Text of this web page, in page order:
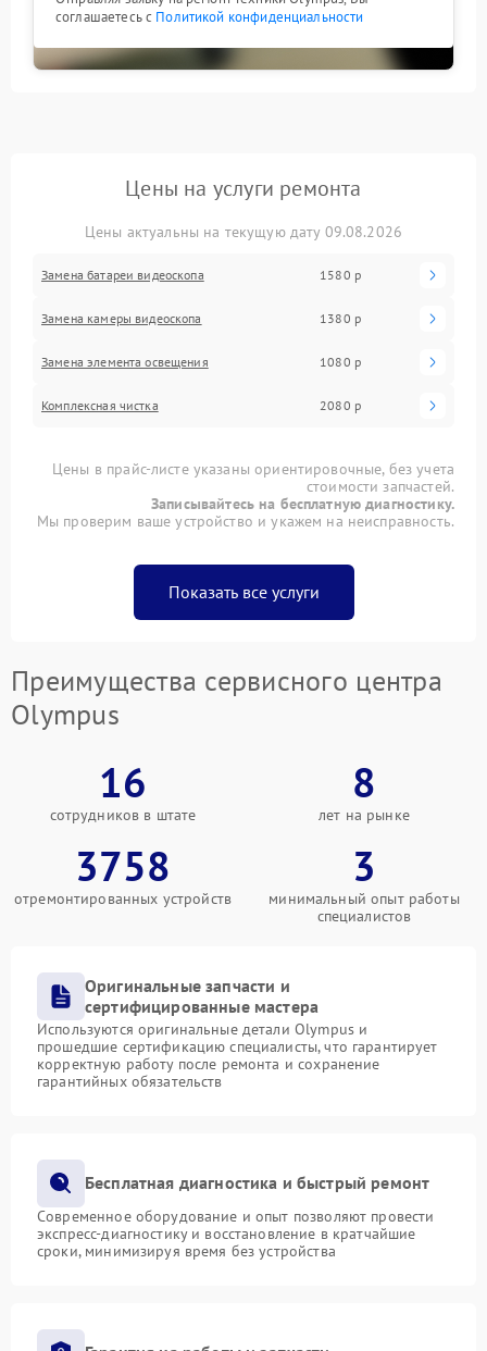
соглашаетесь с Политикой конфиденциальности
Цены на услуги ремонта
Цены актуальны на текущую дату 09.08.2026
Замена батареи видеоскопа 1580 р
Замена камеры видеоскопа 1380 р
Замена элемента освещения 1080 р
Комплексная чистка 2080 р
Цены в прайс-листе указаны ориентировочные, без учета
стоимости запчастей.
Записывайтесь на бесплатную диагностику.
Мы проверим ваше устройство и укажем на неисправность.
Показать все услуги
Преимущества сервисного центра
Olympus
16
сотрудников в штате
8
лет на рынке
3758
отремонтированных устройств
3
минимальный опыт работы
специалистов
Оригинальные запчасти и
сертифицированные мастера
Используются оригинальные детали Olympus и
прошедшие сертификацию специалисты, что гарантирует
корректную работу после ремонта и сохранение
гарантийных обязательств
Бесплатная диагностика и быстрый ремонт
Современное оборудование и опыт позволяют провести
экспресс-диагностику и восстановление в кратчайшие
сроки, минимизируя время без устройства